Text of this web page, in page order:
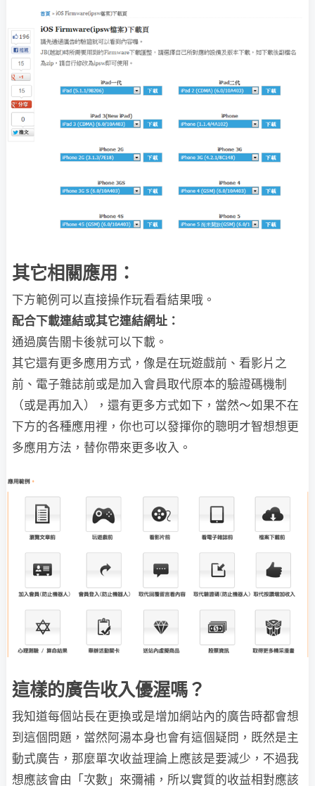
其它相關應用：
下方範例可以直接操作玩看看結果哦。
配合下載連結或其它連結網址：
通過廣告關卡後就可以下載。
其它還有更多應用方式，像是在玩遊戲前、看影片之
前、電子雜誌前或是加入會員取代原本的驗證碼機制
（或是再加入），還有更多方式如下，當然～如果不在
下方的各種應用裡，你也可以發揮你的聰明才智想想更
多應用方法，替你帶來更多收入。
這樣的廣告收入優渥嗎？
我知道每個站長在更換或是增加網站內的廣告時都會想
到這個問題，當然阿湯本身也會有這個疑問，既然是主
動式廣告，那麼單次收益理論上應該是要減少，不過我
想應該會由「次數」來彌補，所以實質的收益相對應該